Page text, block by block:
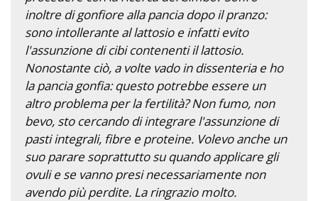
inoltre di gonfiore alla pancia dopo il pranzo:
sono intollerante al lattosio e infatti evito
l'assunzione di cibi contenenti il lattosio.
Nonostante ciò, a volte vado in dissenteria e ho
la pancia gonfia: questo potrebbe essere un
altro problema per la fertilità? Non fumo, non
bevo, sto cercando di integrare l'assunzione di
pasti integrali, fibre e proteine. Volevo anche un
suo parare soprattutto su quando applicare gli
ovuli e se vanno presi necessariamente non
avendo più perdite. La ringrazio molto.